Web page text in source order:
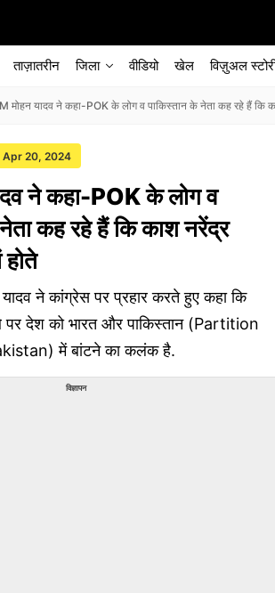
ताज़ातरीन जिला वीडियो खेल विज़ुअल
मोहन यादव ने कहा-POK के लोग व पाकिस्तान के नेता कह रहे हैं कि
Apr 20, 2024
ने कहा-POK के लोग व
कह रहे हैं कि काश नरेंद्र
होते
ने कांग्रेस पर प्रहार करते हुए कहा कि
पर देश को भारत और पाकिस्तान (Partition
में बांटने का कलंक है.
विज्ञापन